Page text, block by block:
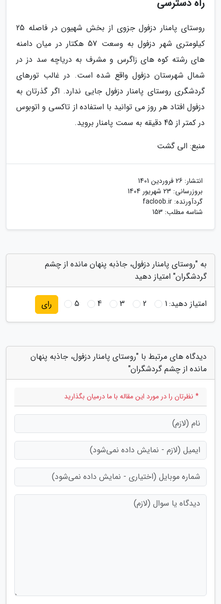
روستای پامنار دزفول جزوی از بخش شهیون در فاصله 25
کیلومتری شهر دزفول به وسعت 57 هکتار در میان دامنه
های رشته کوه های زاگرس و مشرف به دریاچه سد دز در
شمال شهرستان دزفول واقع شده است. در غالب تورهای
گردشگری روستای پامنار دزفول جایی ندارد. اگر گذرتان به
دزفول افتاد هر روز می توانید با استفاده از تاکسی و اتوبوس
در کمتر از 45 دقیقه به سمت پامنار بروید.
منبع: الی گشت
انتشار: 26 فروردین 1401
بروزرسانی: 23 شهریور 1404
گردآورنده: facloob.ir
شناسه مطلب: 153
به "روستای پامنار دزفول، جاذبه پنهان مانده از چشم
گردشگران" امتیاز دهید
امتیاز دهید:1
2
3
4
5 رای
دیدگاه های مرتبط با "روستای پامنار دزفول، جاذبه پنهان
مانده از چشم گردشگران"
* نظرتان را در مورد این مقاله با ما درمیان بگذارید